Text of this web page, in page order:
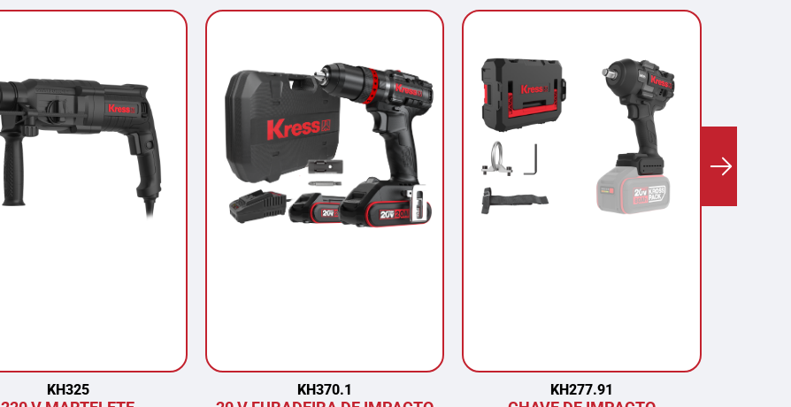
KH325 KH370.1 KH277.91